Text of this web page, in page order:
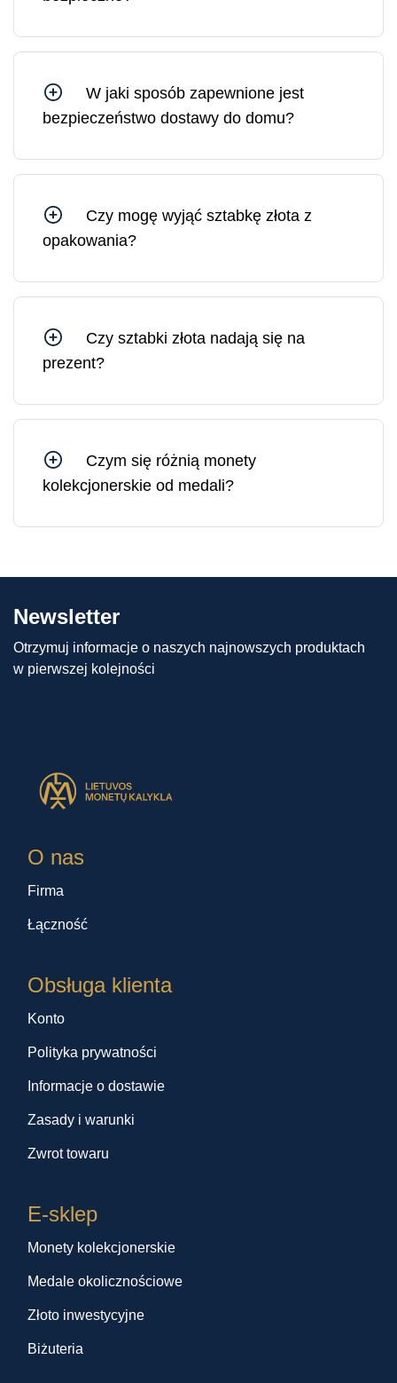
Mennicy Litewskiej, ponieważ jesteśmy spółką
Litewski.
W jaki sposób zapewnione jest
bezpieczeństwo dostawy do domu?
ubezpieczone. W razie potrzeby możesz
wybranej placówki pocztowej.
Czy mogę wyjąć sztabkę złota z
opakowania?
w takim przypadku opakowanie ochronne i
uszkodzonym opakowaniu sprzedawane jest po
cenie o 10–30% niższej niż złoto w
nieuszkodzonym, oryginalnym opakowaniu.
Czy sztabki złota nadają się na
prezent?
stanowią solidne i płynne aktywa, których wartość
Czym się różnią monety
kolekcjonerskie od medali?
medalami polega na tym, że moneta
ściśle określonego nakładu, a zatem mogą być
Newsletter
Otrzymuj informacje o naszych najnowszych produktach
w pierwszej kolejności
O nas
Firma
Łączność
Obsługa klienta
Konto
Polityka prywatności
Informacje o dostawie
Zasady i warunki
Zwrot towaru
E-sklep
Monety kolekcjonerskie
Medale okolicznościowe
Złoto inwestycyjne
Biżuteria